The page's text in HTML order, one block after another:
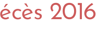
2016